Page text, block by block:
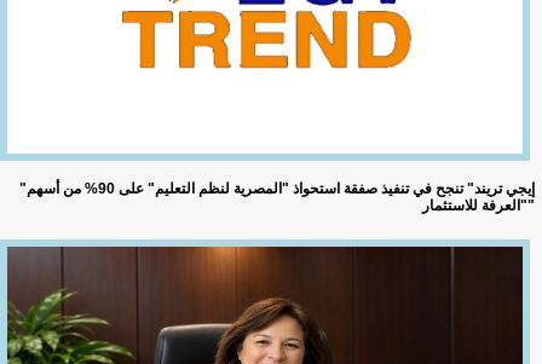
"إيجي تريند" تنجح في تنفيذ صفقة استحواذ "المصرية لنظم التعليم" على 90% من أسهم
"العرفة للاستثمار"